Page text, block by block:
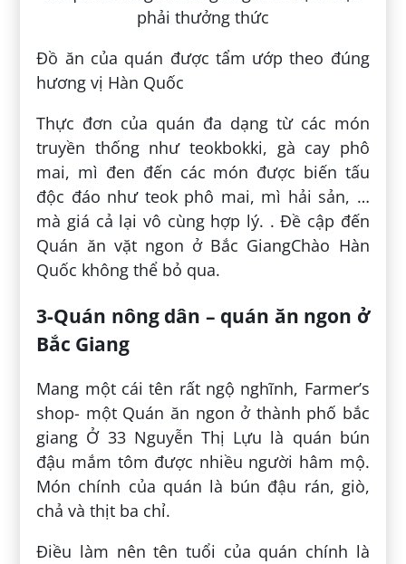
Đồ ăn của quán được tẩm ướp theo đúng
hương vị Hàn Quốc
Thực đơn của quán đa dạng từ các món
truyền thống như teokbokki, gà cay phô
mai, mì đen đến các món được biến tấu
độc đáo như teok phô mai, mì hải sản, …
mà giá cả lại vô cùng hợp lý. . Đề cập đến
Quán ăn vặt ngon ở Bắc GiangChào Hàn
Quốc không thể bỏ qua.
3-Quán nông dân – quán ăn ngon ở
Bắc Giang
Mang một cái tên rất ngộ nghĩnh, Farmer’s
shop- một Quán ăn ngon ở thành phố bắc
giang Ở 33 Nguyễn Thị Lựu là quán bún
đậu mắm tôm được nhiều người hâm mộ.
Món chính của quán là bún đậu rán, giò,
chả và thịt ba chỉ.
Điều làm nên tên tuổi của quán chính là